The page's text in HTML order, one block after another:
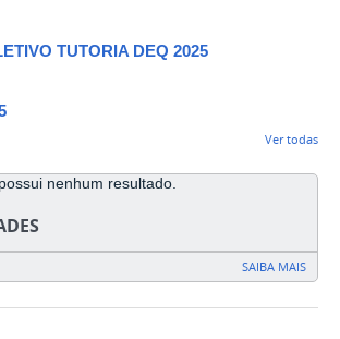
TUTORIA DEQ 2025
Ver todas
nenhum resultado.
SAIBA MAIS